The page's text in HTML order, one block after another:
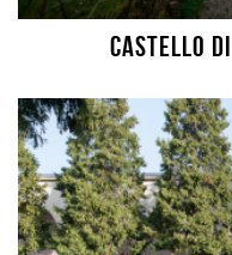
Castello